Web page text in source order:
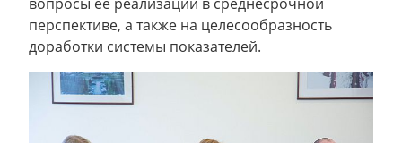
перспективе, а также на целесообразность
доработки системы показателей.